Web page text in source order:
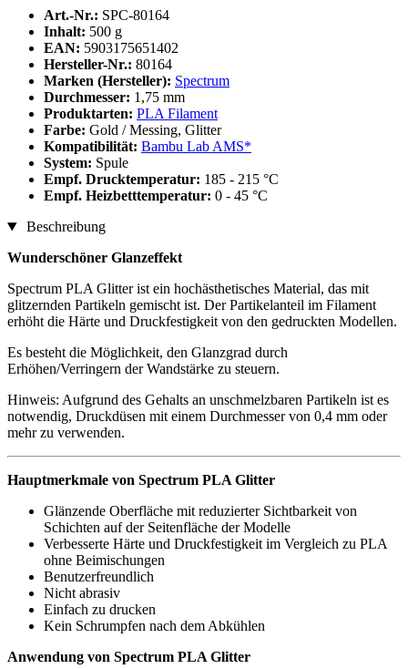
Art.-Nr.: SPC-80164
Inhalt: 500 g
EAN: 5903175651402
Hersteller-Nr.: 80164
Marken (Hersteller): Spectrum
Durchmesser: 1,75 mm
Produktarten: PLA Filament
Farbe: Gold / Messing, Glitter
Kompatibilität: Bambu Lab AMS*
System: Spule
Empf. Drucktemperatur: 185 - 215 °C
Empf. Heizbetttemperatur: 0 - 45 °C
Beschreibung
Wunderschöner Glanzeffekt
Spectrum PLA Glitter ist ein hochästhetisches Material, das mit
glitzernden Partikeln gemischt ist. Der Partikelanteil im Filament
erhöht die Härte und Druckfestigkeit von den gedruckten Modellen.
Es besteht die Möglichkeit, den Glanzgrad durch
Erhöhen/Verringern der Wandstärke zu steuern.
Hinweis: Aufgrund des Gehalts an unschmelzbaren Partikeln ist es
notwendig, Druckdüsen mit einem Durchmesser von 0,4 mm oder
mehr zu verwenden.
Hauptmerkmale von Spectrum PLA Glitter
Glänzende Oberfläche mit reduzierter Sichtbarkeit von
Schichten auf der Seitenfläche der Modelle
Verbesserte Härte und Druckfestigkeit im Vergleich zu PLA
ohne Beimischungen
Benutzerfreundlich
Nicht abrasiv
Einfach zu drucken
Kein Schrumpfen nach dem Abkühlen
Anwendung von Spectrum PLA Glitter